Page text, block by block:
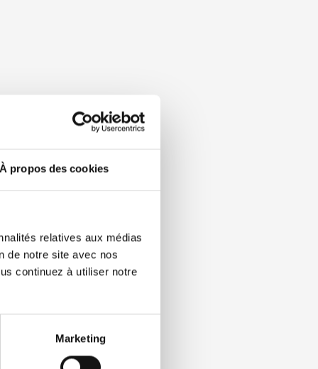
À propos des cookies
relatives aux médias
de notre site avec nos
continuez à utiliser notre
Marketing